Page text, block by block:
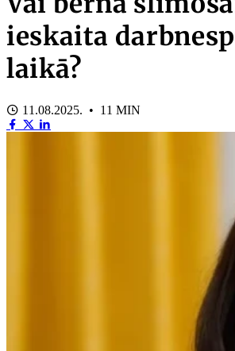
ieskaita
laikā?
11.08.2025. • 11 MIN